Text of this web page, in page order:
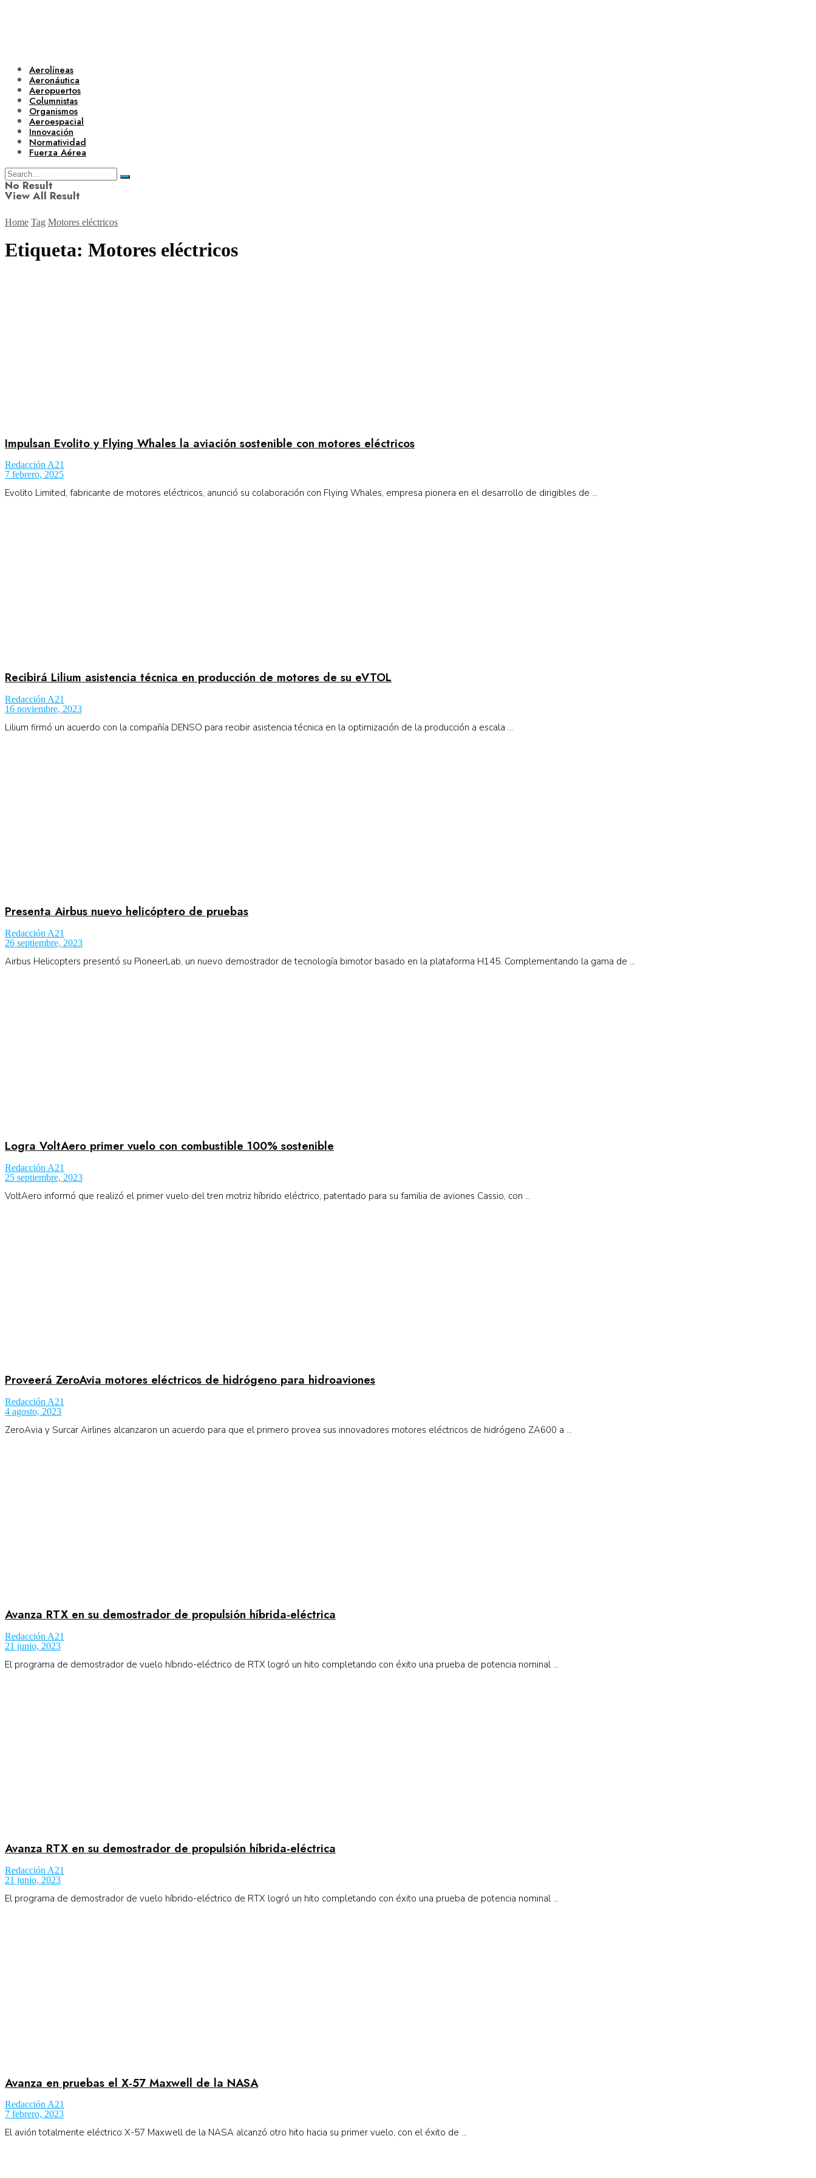
Aerolíneas
Aeronáutica
Aeropuertos
Columnistas
Organismos
Aeroespacial
Innovación
Normatividad
Fuerza Aérea
No Result
View All Result
Organismos
Aeroespacial
No Result
Home Tag Motores eléctricos
Etiqueta: Motores eléctricos
Impulsan Evolito y Flying Whales la aviación sostenible con motores eléctricos
Redacción A21
7 febrero, 2025
Evolito Limited, fabricante de motores eléctricos, anunció su colaboración con Flying Whales, empresa pionera en el desarrollo de dirigibles de ...
Recibirá Lilium asistencia técnica en producción de motores de su eVTOL
Redacción A21
16 noviembre, 2023
Lilium firmó un acuerdo con la compañía DENSO para recibir asistencia técnica en la optimización de la producción a escala ...
Presenta Airbus nuevo helicóptero de pruebas
Redacción A21
26 septiembre, 2023
Airbus Helicopters presentó su PioneerLab, un nuevo demostrador de tecnología bimotor basado en la plataforma H145. Complementando la gama de ...
Logra VoltAero primer vuelo con combustible 100% sostenible
Redacción A21
25 septiembre, 2023
VoltAero informó que realizó el primer vuelo del tren motriz híbrido eléctrico, patentado para su familia de aviones Cassio, con ...
Proveerá ZeroAvia motores eléctricos de hidrógeno para hidroaviones
Redacción A21
4 agosto, 2023
ZeroAvia y Surcar Airlines alcanzaron un acuerdo para que el primero provea sus innovadores motores eléctricos de hidrógeno ZA600 a ...
Avanza RTX en su demostrador de propulsión híbrida-eléctrica
Redacción A21
21 junio, 2023
El programa de demostrador de vuelo híbrido-eléctrico de RTX logró un hito completando con éxito una prueba de potencia nominal ...
Avanza RTX en su demostrador de propulsión híbrida-eléctrica
Redacción A21
21 junio, 2023
El programa de demostrador de vuelo híbrido-eléctrico de RTX logró un hito completando con éxito una prueba de potencia nominal ...
Avanza en pruebas el X-57 Maxwell de la NASA
Redacción A21
7 febrero, 2023
El avión totalmente eléctrico X-57 Maxwell de la NASA alcanzó otro hito hacia su primer vuelo, con el éxito de ...